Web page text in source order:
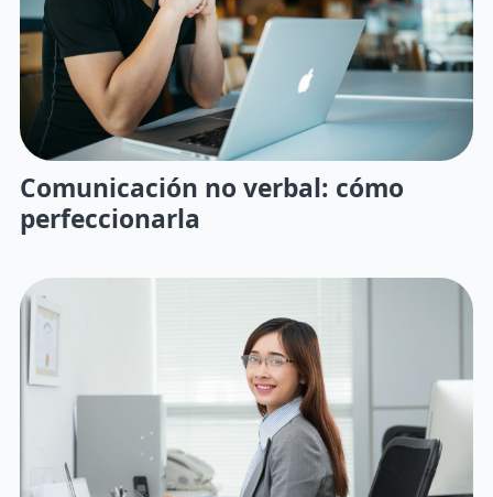
Comunicación no verbal: cómo
perfeccionarla